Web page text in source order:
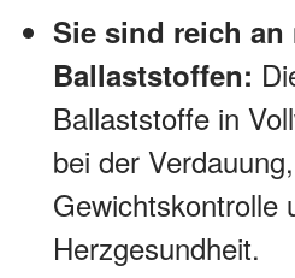
Sie sind reich
Ballaststoffen:
Ballaststoffe in
bei der Verdauung,
Gewichtskontrolle
Herzgesundheit.